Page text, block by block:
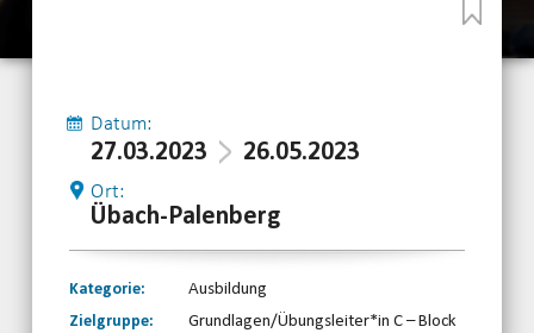
Datum:
27.03.2023 26.05.2023
Ort:
Übach-Palenberg
Kategorie:
Ausbildung
Zielgruppe:
Grundlagen/Übungsleiter*in C – Block